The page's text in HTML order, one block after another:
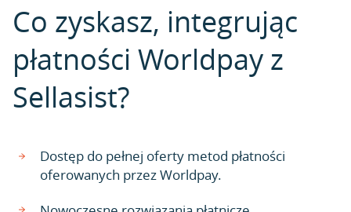
Co zyskasz, integrując
płatności Worldpay z
Sellasist?
Dostęp do pełnej oferty metod płatności
oferowanych przez Worldpay.